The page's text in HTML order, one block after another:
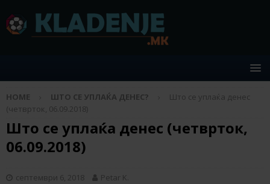
HOME ШТО СЕ УПЛАЌА ДЕНЕС?
Што се уплаќа денес
(четврток, 06.09.2018)
Што се уплаќа денес (четврток,
06.09.2018)
септември 6, 2018 Petar K.